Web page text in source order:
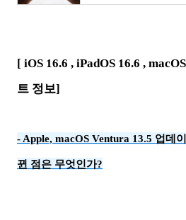
[ iOS 16.6 , iPadOS 16.6 ,
트 정보]
- Apple, macOS Ventura 13.5 업데
뀐 점은 무엇인가?